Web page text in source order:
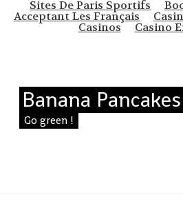
Sites De Paris Sportifs
Acceptant Les Français
Casinos Casino
Banana Pancakes
Go green !